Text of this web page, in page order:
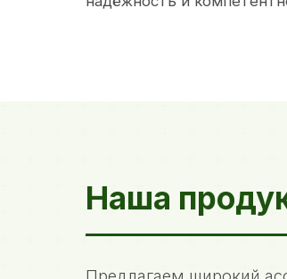
Наша